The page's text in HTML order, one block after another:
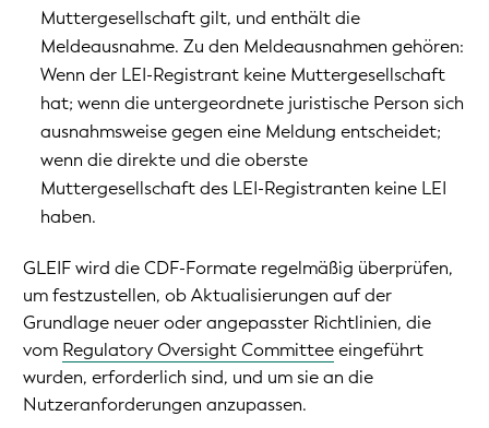
Muttergesellschaft gilt, und enthält die
Meldeausnahme. Zu den Meldeausnahmen gehören:
Wenn der LEI-Registrant keine Muttergesellschaft
hat; wenn die untergeordnete juristische Person sich
ausnahmsweise gegen eine Meldung entscheidet;
wenn die direkte und die oberste
Muttergesellschaft des LEI-Registranten keine LEI
haben.
GLEIF wird die CDF-Formate regelmäßig überprüfen,
um festzustellen, ob Aktualisierungen auf der
Grundlage neuer oder angepasster Richtlinien, die
vom Regulatory Oversight Committeeeingeführt
wurden, erforderlich sind, und um sie an die
Nutzeranforderungen anzupassen.